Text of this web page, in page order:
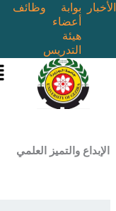
بوابة
التدريس
وظائف
والتميز العلمي